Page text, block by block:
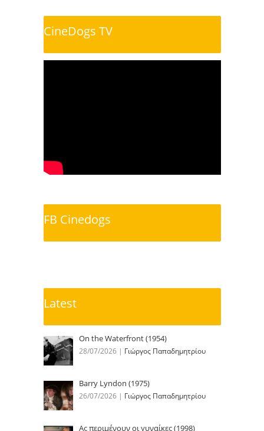
CineDogs TV
FB Cinedogs
Latest
On the Waterfront (1954)
28/07/2026 | Γιώργος Παπαδημητρίου
Barry Lyndon (1975)
26/07/2026 | Γιώργος Παπαδημητρίου
Ας περιμένουν οι γυναίκες (1998)